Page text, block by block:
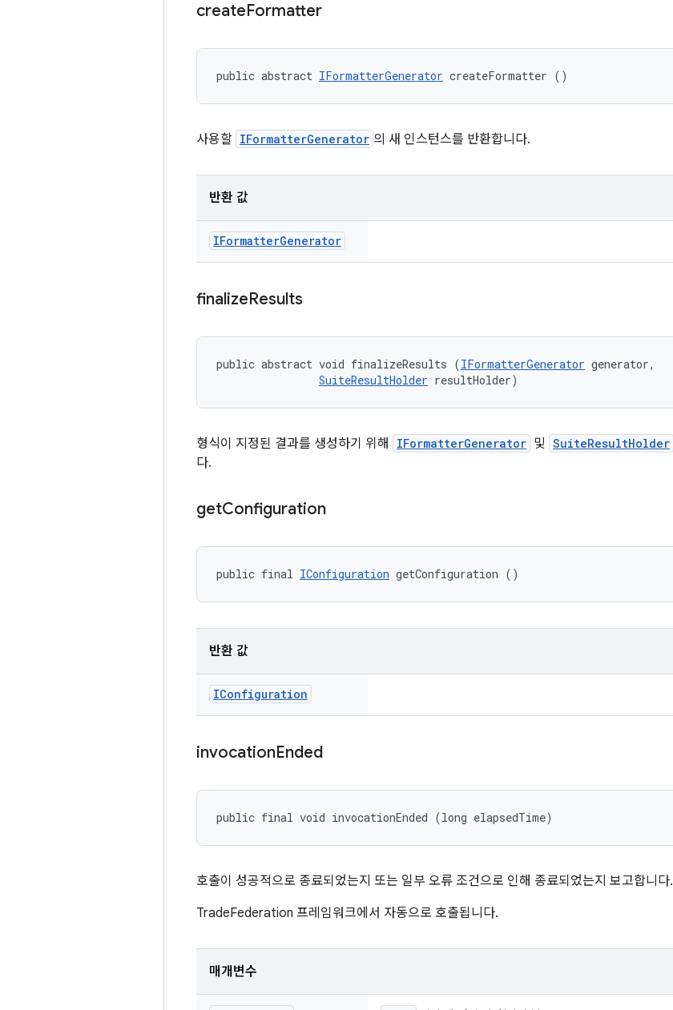
createFormatter
public abstract IFormatterGenerator createFormatter ()
사용할 IFormatterGenerator 의 새 인스턴스를 반환합니다.
반환 값
IFormatterGenerator
finalizeResults
public abstract void finalizeResults (IFormatterGenerator generator,
SuiteResultHolder resultHolder)
형식이 지정된 결과를 생성하기 위해 IFormatterGenerator 및 SuiteResultHolder
다.
getConfiguration
public final IConfiguration getConfiguration ()
반환 값
IConfiguration
invocationEnded
public final void invocationEnded (long elapsedTime)
호출이 성공적으로 종료되었는지 또는 일부 오류 조건으로 인해 종료되었는지 보고합니다.
TradeFederation 프레임워크에서 자동으로 호출됩니다.
매개변수